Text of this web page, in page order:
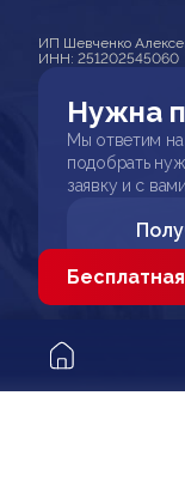
ИП Шевченко
ИНН: 251202545060
Нужна
Мы ответим
подобрать
заявку и с